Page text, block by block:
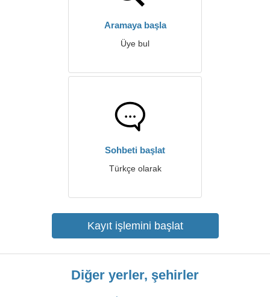
Aramaya başla
Üye bul
Sohbeti başlat
Türkçe olarak
Kayıt işlemini başlat
Diğer yerler, şehirler